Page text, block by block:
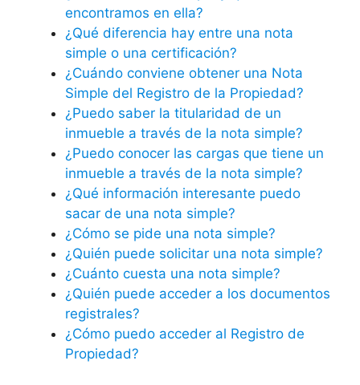
encontramos en ella?
¿Qué diferencia hay entre una nota
simple o una certificación?
¿Cuándo conviene obtener una Nota
Simple del Registro de la Propiedad?
¿Puedo saber la titularidad de un
inmueble a través de la nota simple?
¿Puedo conocer las cargas que tiene un
inmueble a través de la nota simple?
¿Qué información interesante puedo
sacar de una nota simple?
¿Cómo se pide una nota simple?
¿Quién puede solicitar una nota simple?
¿Cuánto cuesta una nota simple?
¿Quién puede acceder a los documentos
registrales?
¿Cómo puedo acceder al Registro de
Propiedad?